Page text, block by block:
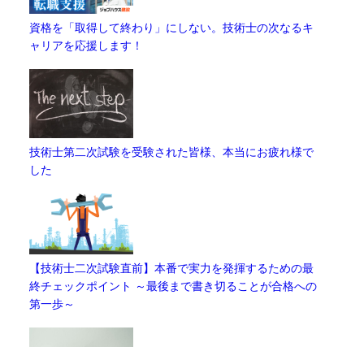
資格を「取得して終わり」にしない。技術士の次なるキ
ャリアを応援します！
技術士第二次試験を受験された皆様、本当にお疲れ様で
した
【技術士二次試験直前】本番で実力を発揮するための最
終チェックポイント ～最後まで書き切ることが合格への
第一歩～